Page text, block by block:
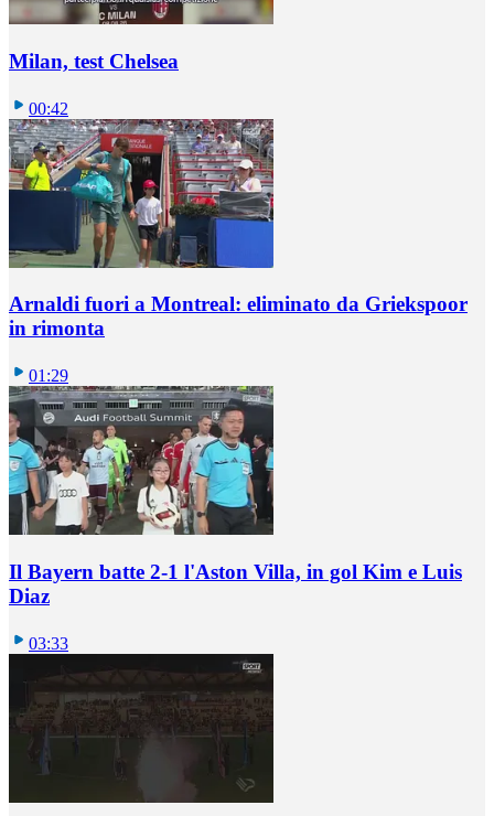
Milan, test Chelsea
00:42
Arnaldi fuori a Montreal: eliminato da Griekspoor
in rimonta
01:29
Il Bayern batte 2-1 l'Aston Villa, in gol Kim e Luis
Diaz
03:33